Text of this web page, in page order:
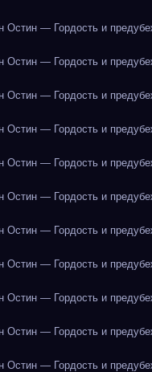
Остин — Гордость и
Остин — Гордость и
Остин — Гордость и
Остин — Гордость и
Остин — Гордость и
Остин — Гордость и
Остин — Гордость и
Остин — Гордость и
Остин — Гордость и
Остин — Гордость и
Остин — Гордость и